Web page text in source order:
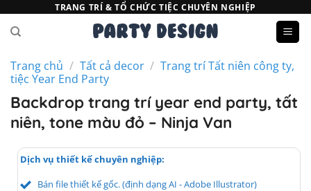
qua
dung
TRANG TRÍ & TỔ CHỨC TIỆC CHUYÊN NGHIỆP
Trang chủ / Tất cả decor / Trang trí Tất niên công ty,
tiệc Year End Party
Backdrop trang trí year end party, tất
niên, tone màu đỏ – Ninja Van
Dịch vụ thiết kế chuyên nghiệp:
Bán file thiết kế gốc. (định dạng AI - Adobe Illustrator)